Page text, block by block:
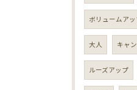
ボリュームア
大人 キャ
ルーズアップ